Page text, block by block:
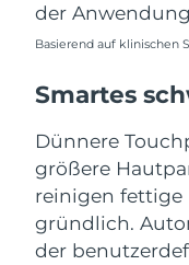
der
Basierend auf klinischen
Smartes
Dünnere
größere
reinigen fettige
gründlich.
der